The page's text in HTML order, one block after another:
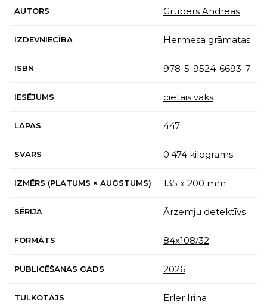
AUTORS Grubers Andreas
IZDEVNIECĪBA Hermesa grāmatas
ISBN 978-5-9524-6693-7
IESĒJUMS cietais vāks
LAPAS 447
SVARS 0.474 kilograms
IZMĒRS (PLATUMS × AUGSTUMS) 135 x 200 mm
SĒRIJA Ārzemju detektīvs
FORMĀTS 84x108/32
PUBLICĒŠANAS GADS 2026
TULKOTĀJS Erler Irina